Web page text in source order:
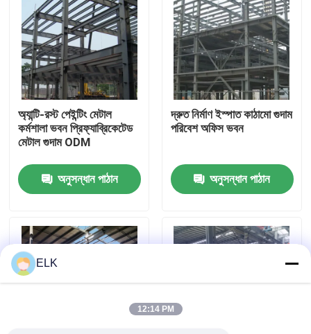
আমাদের সম্বন্ধে
কারখানা পরিদর্শন
গুণমান নিয়ন্ত্রণ
খবর
মামলা
একটি উদ্ধৃতি অনুরোধ করুন
অ্যান্টি-রস্ট পেইন্টিং মেটাল
কর্মশালা ভবন প্রিফ্যাব্রিকেটেড
মেটাল গুদাম ODM
অনুসন্ধান পাঠান
দ্রুত নির্মাণ ইস্পাত কাঠামো গুদাম
পরিবেশ অফিস ভবন
অনুসন্ধান পাঠান
ELK
12:14 PM